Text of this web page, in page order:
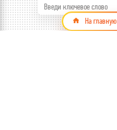
На главную
Введи ключевое слово